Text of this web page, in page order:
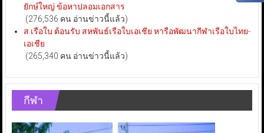
ยักษ์ใหญ่ ข้อหาปลอมเอกสาร
(276,536 คน อ่านข่าวนี้แล้ว)
ส.เรือใบ ต้อนรับ สหพันธ์เรือใบเอเชีย หารือพัฒนากีฬาเรือใบไทย-
เอเชีย
(265,340 คน อ่านข่าวนี้แล้ว)
กีฬา